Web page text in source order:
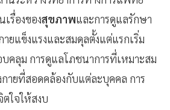
เรื่องของสุขภาพและการดูแลรักษา
ายแข็งแรงและสมดุลตั้งแต่แรกเริ่ม
คลุม การดูแลโภชนาการที่เหมาะสม
กายที่สอดคล้องกับแต่ละบุคคล การ
ใจให้สงบ